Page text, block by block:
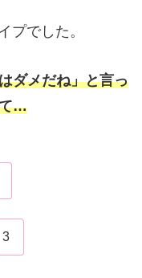
プでした。
ダメだね」と言っ
て…
3